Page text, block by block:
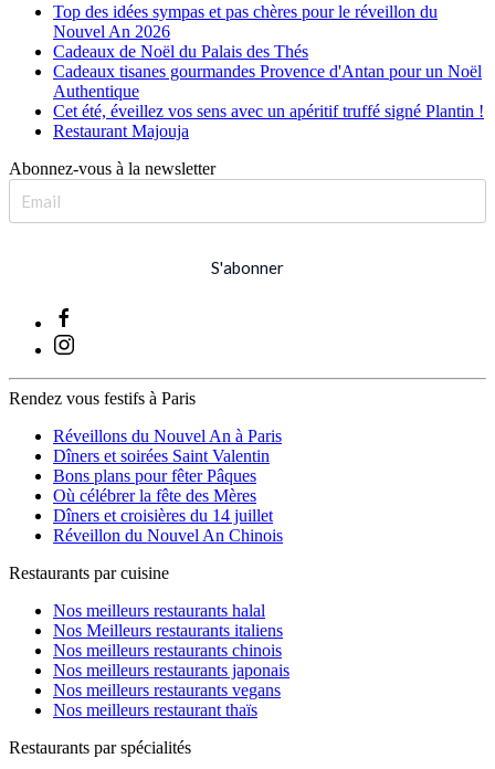
Top des idées sympas et pas chères pour le réveillon du
Nouvel An 2026
Cadeaux de Noël du Palais des Thés
Cadeaux tisanes gourmandes Provence d'Antan pour un Noël
Authentique
Cet été, éveillez vos sens avec un apéritif truffé signé Plantin !
Restaurant Majouja
Abonnez-vous à la newsletter
S'abonner
Rendez vous festifs à Paris
Réveillons du Nouvel An à Paris
Dîners et soirées Saint Valentin
Bons plans pour fêter Pâques
Où célébrer la fête des Mères
Dîners et croisières du 14 juillet
Réveillon du Nouvel An Chinois
Restaurants par cuisine
Nos meilleurs restaurants halal
Nos Meilleurs restaurants italiens
Nos meilleurs restaurants chinois
Nos meilleurs restaurants japonais
Nos meilleurs restaurants vegans
Nos meilleurs restaurant thaïs
Restaurants par spécialités